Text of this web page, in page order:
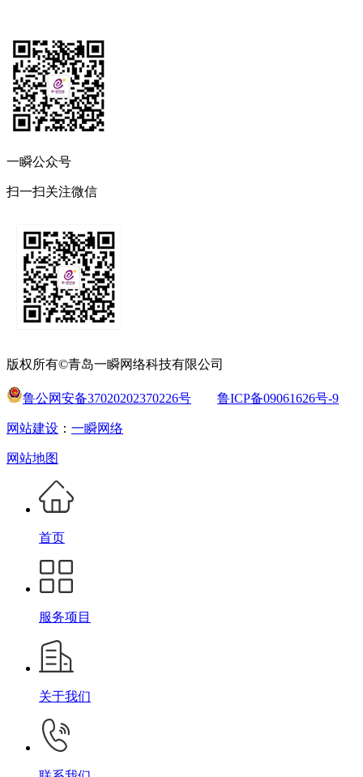
一瞬公众号
扫一扫关注微信
版权所有©青岛一瞬网络科技有限公司
鲁公网安备37020202370226号 鲁ICP备09061626号-9
网站建设 ： 一瞬网络
网站地图
首页
服务项目
关于我们